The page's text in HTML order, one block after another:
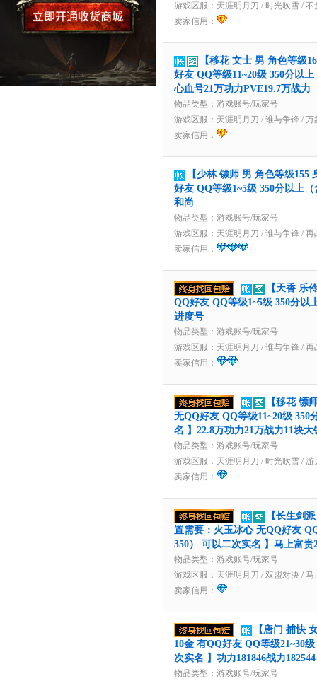
152****4244
187****8892
158****5698
z5**05购买了
136****1342
游戏区服： 天涯明月刀 / 时光吹雪 / 不
卖家信用：
【移花 文士 男 角色等级
好友 QQ等级11~20级 350分以
心血号21万功力PVE19.7万战力
物品类型：游戏账号/玩家号
游戏区服： 天涯明月刀 / 谁与争锋 / 万
卖家信用：
【少林 镖师 男 角色等级
好友 QQ等级1~5级 350分以上
和尚
物品类型：游戏账号/玩家号
游戏区服： 天涯明月刀 / 谁与争锋 / 再
卖家信用：
【天香 乐
QQ好友 QQ等级1~5级 350分以
进度号
物品类型：游戏账号/玩家号
游戏区服： 天涯明月刀 / 谁与争锋 / 再
卖家信用：
【移花 镖
无QQ好友 QQ等级11~20级 350
名 】22.8万功力21万战力11块大
物品类型：游戏账号/玩家号
游戏区服： 天涯明月刀 / 时光吹雪 / 游
卖家信用：
【长生剑
置需要：火玉冰心 无QQ好友
350） 可以二次实名 】马上富贵
物品类型：游戏账号/玩家号
游戏区服： 天涯明月刀 / 双盟对决 / 马
卖家信用：
【唐门 捕快
10金 有QQ好友 QQ等级21~30
次实名 】功力181846战力182544
物品类型：游戏账号/玩家号